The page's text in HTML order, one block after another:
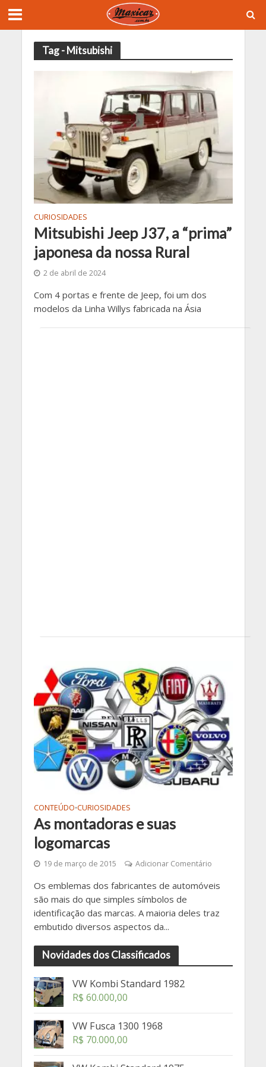
Tag - Mitsubishi
CURIOSIDADES
Mitsubishi Jeep J37, a “prima”
japonesa da nossa Rural
2 de abril de 2024
Com 4 portas e frente de Jeep, foi um dos
modelos da Linha Willys fabricada na Ásia
CONTEÚDO•CURIOSIDADES
As montadoras e suas
logomarcas
19 de março de 2015 Adicionar Comentário
Os emblemas dos fabricantes de automóveis
são mais do que simples símbolos de
identificação das marcas. A maioria deles traz
embutido diversos aspectos da...
Novidades dos Classificados
VW Kombi Standard 1982
R$ 60.000,00
VW Fusca 1300 1968
R$ 70.000,00